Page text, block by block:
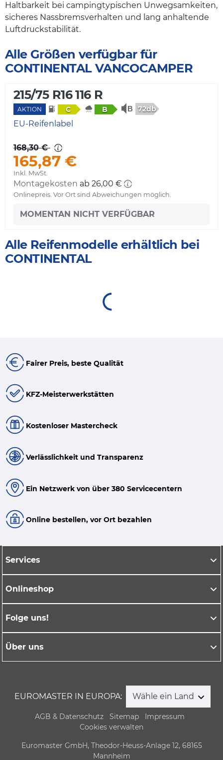
Haltbarkeit bei campingtypischen Unwegsamkeiten,
sicheres Nassbremsverhalten und lang anhaltende
Luftdruckstabilität.
Alle Größen verfügbar für
CONTINENTAL VANCOCAMPER
215/75 R16 116 R
AKTION C B 72db
EU-Reifenlabel
168,30 €
165,87 €
Inkl. MwSt.
Montagekosten ab 26,00 €
Onlinepreis. Vor Ort sind Abweichungen möglich.
MOMENTAN NICHT VERFÜGBAR
Alle Reifenmodelle erhältlich bei
CONTINENTAL
Fairer Preis, beste Qualität
KFZ-Meisterwerkstätten
Kostenloser Mastercheck
Verlässlichkeit und Transparenz
Ein Netzwerk von über 380 Servicecentern
Online bestellen, vor Ort bezahlen
Services
Onlineshop
Folge uns!
Über uns
EUROMASTER IN EUROPA: Wähle ein Land
AGB & Datenschutz Sitemap
Impressum
Cookies verwalten
Euromaster GmbH, Theodor-Heuss-Anlage 12, 68165
Mannheim